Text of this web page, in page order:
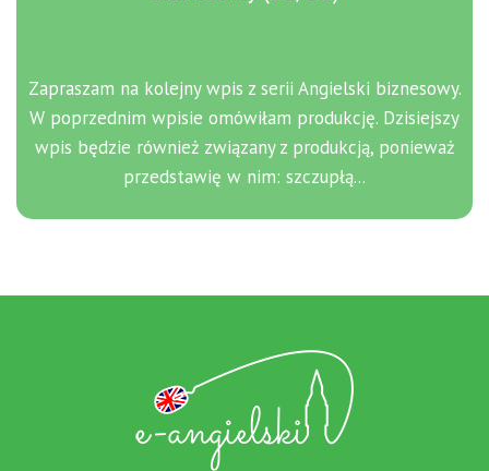
Zapraszam na kolejny wpis z serii Angielski biznesowy.
W poprzednim wpisie omówiłam produkcję. Dzisiejszy
wpis będzie również związany z produkcją, ponieważ
przedstawię w nim: szczupłą...